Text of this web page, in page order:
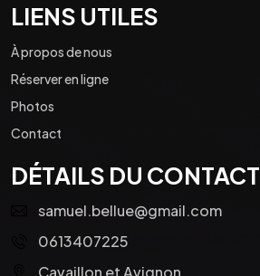
LIENS UTILES
À propos de nous
Réserver en ligne
Photos
Contact
DÉTAILS DU CONTACT
samuel.bellue@gmail.com
0613407225
Cavaillon et Avignon